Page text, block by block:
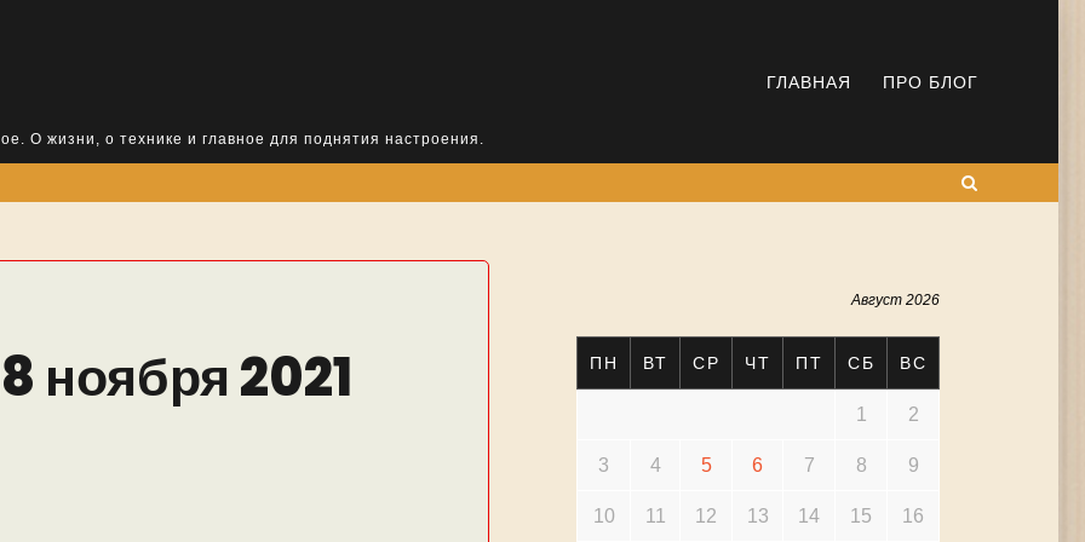
О жизни, о технике и главное для поднятия настроения.
ГЛАВНАЯ ПРО БЛОГ
ноября 2021
Август 2026
ПН ВТ СР ЧТ ПТ СБ ВС
1 2
3 4 5 6 7 8 9
10 11 12 13 14 15 16